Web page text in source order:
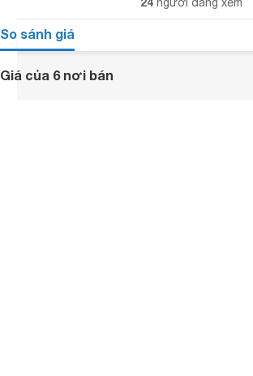
So sánh giá
Giá của 6 nơi bán